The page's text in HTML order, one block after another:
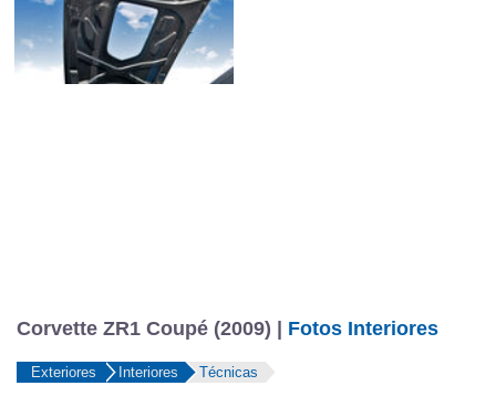
Corvette ZR1 Coupé (2009) | Fotos Interiores
Exteriores Interiores Técnicas